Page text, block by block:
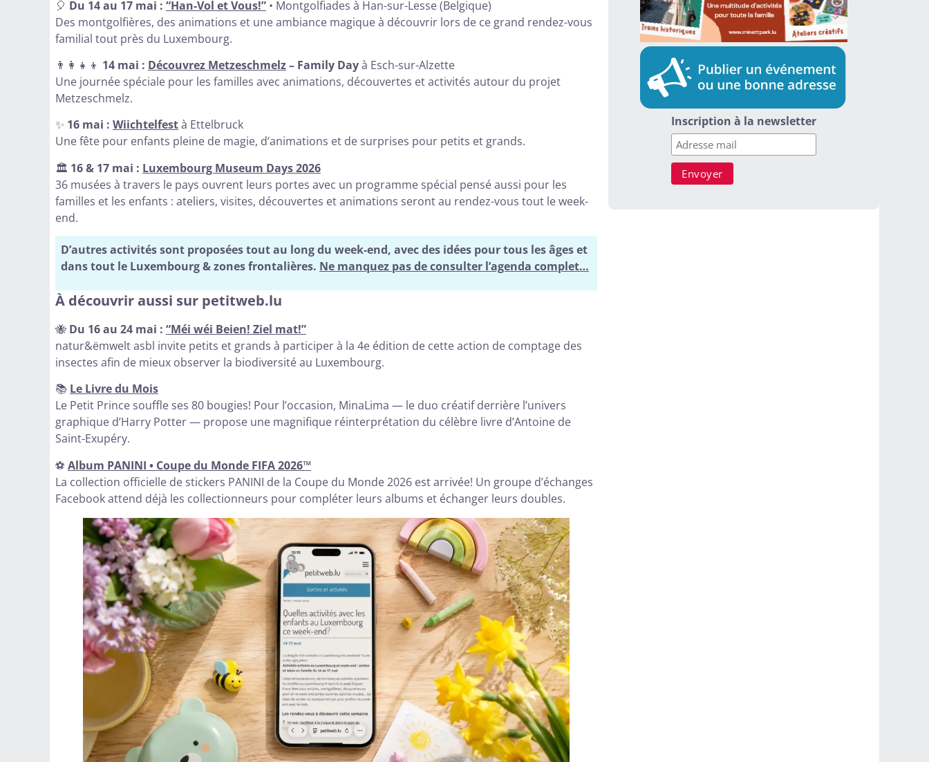
🎈 Du 14 au 17 mai : “Han-Vol et Vous!” • Montgolfiades à Han-sur-Lesse (Belgique)
Des montgolfières, des animations et une ambiance magique à découvrir lors de ce grand rendez-vous
familial tout près du Luxembourg.
👨‍👩‍👧‍👦 14 mai : Découvrez Metzeschmelz– Family Dayà Esch-sur-Alzette
Une journée spéciale pour les familles avec animations, découvertes et activités autour du projet
Metzeschmelz.
✨ 16 mai : Wiichtelfestà Ettelbruck
Une fête pour enfants pleine de magie, d’animations et de surprises pour petits et grands.
🏛️ 16 & 17 mai : Luxembourg Museum Days 2026
36 musées à travers le pays ouvrent leurs portes avec un programme spécial pensé aussi pour les
familles et les enfants : ateliers, visites, découvertes et animations seront au rendez-vous tout le week-
end.
D’autres activités sont proposées tout au long du week-end, avec des idées pour tous les âges et
dans tout le Luxembourg & zones frontalières. Ne manquez pas de consulter l’agenda complet…
À découvrir aussi sur petitweb.lu
🐝 Du 16 au 24 mai : “Méi wéi Beien! Ziel mat!”
natur&ëmwelt asbl invite petits et grands à participer à la 4e édition de cette action de comptage des
insectes afin de mieux observer la biodiversité au Luxembourg.
📚 Le Livre du Mois
Le Petit Prince souffle ses 80 bougies! Pour l’occasion, MinaLima — le duo créatif derrière l’univers
graphique d’Harry Potter — propose une magnifique réinterprétation du célèbre livre d’Antoine de
Saint-Exupéry.
⚽ Album PANINI • Coupe du Monde FIFA 2026™
La collection officielle de stickers PANINI de la Coupe du Monde 2026 est arrivée! Un groupe d’échanges
Facebook attend déjà les collectionneurs pour compléter leurs albums et échanger leurs doubles.
Inscription à la newsletter